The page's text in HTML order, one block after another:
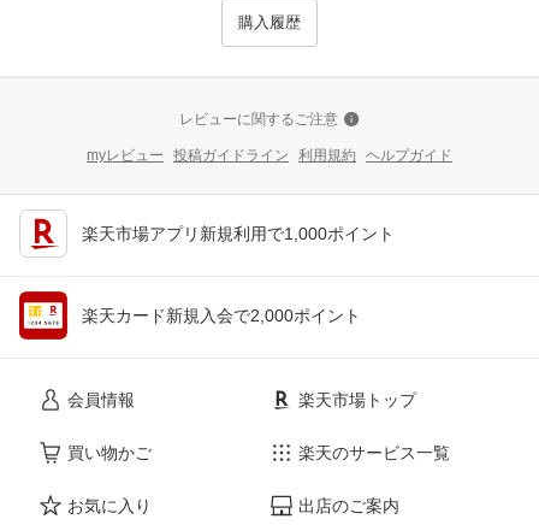
購入履歴
レビューに関するご注意
myレビュー 投稿ガイドライン 利用規約 ヘルプガイド
楽天市場アプリ新規利用で1,000ポイント
楽天カード新規入会で2,000ポイント
会員情報
買い物かご
お気に入り
楽天市場トップ
楽天のサービス一覧
出店のご案内